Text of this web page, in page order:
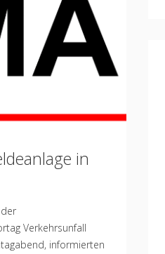
in
Verkehrsunfall
informierten